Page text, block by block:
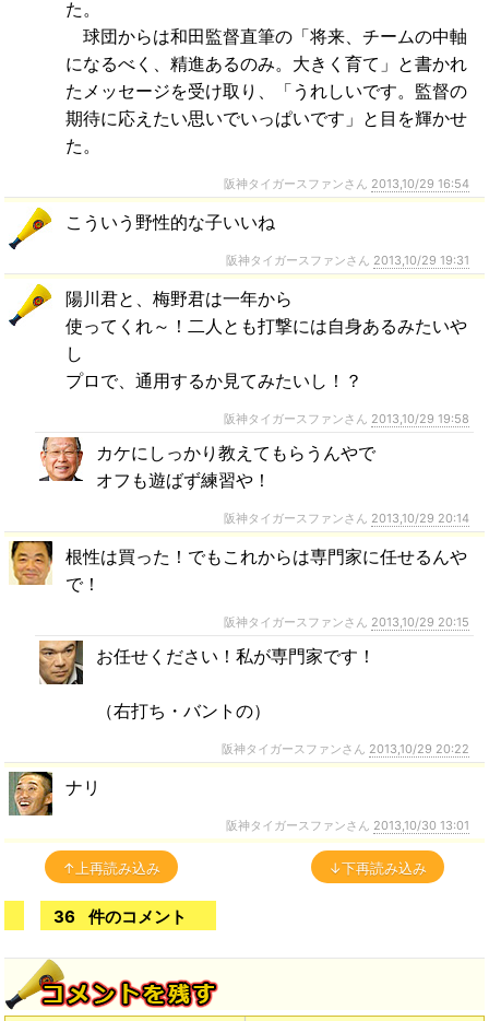
た。
球団からは和田監督直筆の「将来、チームの中軸
になるべく、精進あるのみ。大きく育て」と書かれ
たメッセージを受け取り、「うれしいです。監督の
期待に応えたい思いでいっぱいです」と目を輝かせ
た。
阪神タイガースファンさん 2013,10/29 16:54
こういう野性的な子いいね
阪神タイガースファンさん 2013,10/29 19:31
陽川君と、梅野君は一年から
使ってくれ～！二人とも打撃には自身あるみたいや
し
プロで、通用するか見てみたいし！？
阪神タイガースファンさん 2013,10/29 19:58
カケにしっかり教えてもらうんやで
オフも遊ばず練習や！
阪神タイガースファンさん 2013,10/29 20:14
根性は買った！でもこれからは専門家に任せるんや
で！
阪神タイガースファンさん 2013,10/29 20:15
お任せください！私が専門家です！
（右打ち・バントの）
阪神タイガースファンさん 2013,10/29 20:22
ナリ
阪神タイガースファンさん 2013,10/30 13:01
↑上再読み込み ↓下再読み込み
36 件のコメント